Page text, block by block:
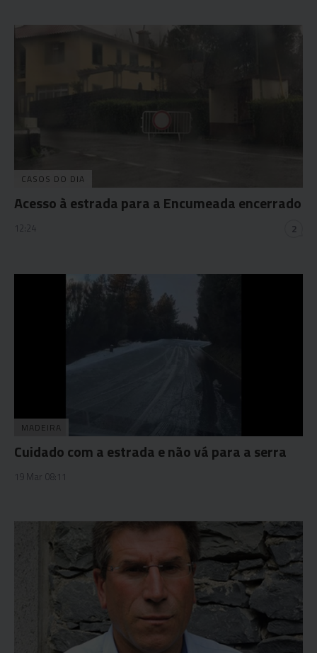
CASOS DO DIA
Acesso à estrada para a Encumeada encerrado
12:24 2
MADEIRA
Cuidado com a estrada e não vá para a serra
19 Mar 08:11